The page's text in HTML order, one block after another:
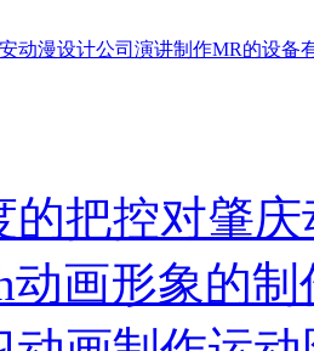
动漫设计公司演讲制作MR的设备
的把控对肇
动画形象的